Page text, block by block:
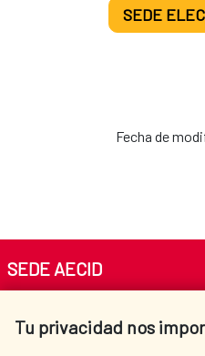
SEDE
Fecha de
Tu privacidad nos
SEDE AECID
Tel. +34 900 20 30 54​​​​​​​